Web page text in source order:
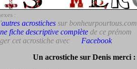
:
autres acrostichessur bonheurpourtous.com
fiche descriptive complètede ce prénom
cet acrostiche avec
Facebook
Un acrostiche sur Denis merci :